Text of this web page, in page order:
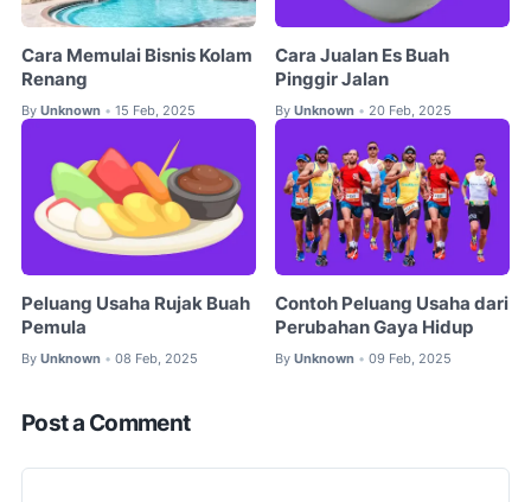
Cara Memulai Bisnis Kolam
Renang
By Unknown • 15 Feb, 2025
Cara Jualan Es Buah
Pinggir Jalan
By Unknown • 20 Feb, 2025
Peluang Usaha Rujak Buah
Pemula
By Unknown • 08 Feb, 2025
Contoh Peluang Usaha dari
Perubahan Gaya Hidup
By Unknown • 09 Feb, 2025
Post a Comment